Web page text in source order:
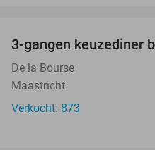
3-gangen keuzediner
De la Bourse
Maastricht
Verkocht: 873